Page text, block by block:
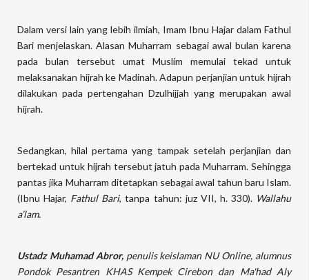
Dalam versi lain yang lebih ilmiah, Imam Ibnu Hajar dalam Fathul
Bari menjelaskan. Alasan Muharram sebagai awal bulan karena
pada bulan tersebut umat Muslim memulai tekad untuk
melaksanakan hijrah ke Madinah. Adapun perjanjian untuk hijrah
dilakukan pada pertengahan Dzulhijjah yang merupakan awal
hijrah.
Sedangkan, hilal pertama yang tampak setelah perjanjian dan
bertekad untuk hijrah tersebut jatuh pada Muharram. Sehingga
pantas jika Muharram ditetapkan sebagai awal tahun baru Islam.
(Ibnu Hajar, Fathul Bari, tanpa tahun: juz VII, h. 330).Wallahu
a’lam.
Ustadz Muhamad Abror,penulis keislaman NU Online, alumnus
Pondok Pesantren KHAS Kempek Cirebon dan Ma'had Aly